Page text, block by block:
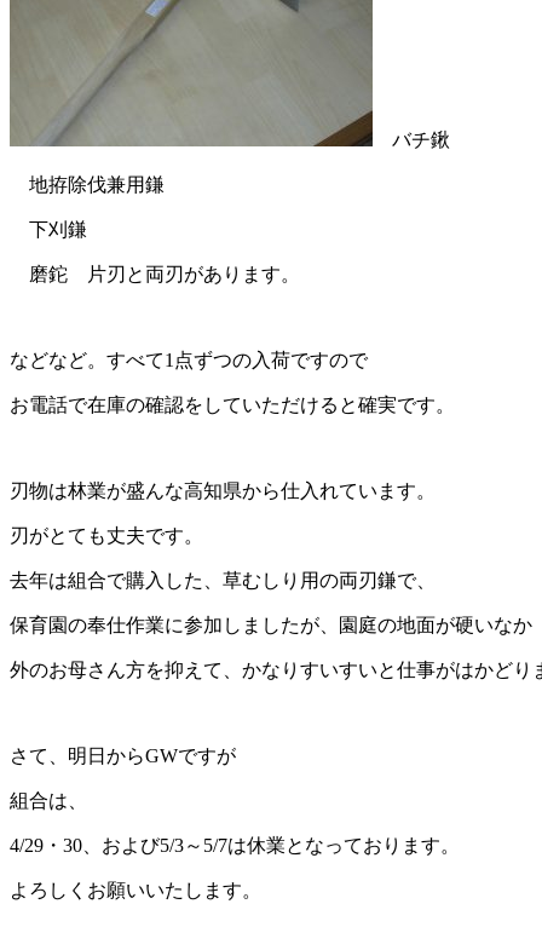
バチ鍬
地拵除伐兼用鎌
下刈鎌
磨鉈 片刃と両刃があります。
などなど。すべて1点ずつの入荷ですので
お電話で在庫の確認をしていただけると確実です。
刃物は林業が盛んな高知県から仕入れています。
刃がとても丈夫です。
去年は組合で購入した、草むしり用の両刃鎌で、
保育園の奉仕作業に参加しましたが、園庭の地面が硬いなか
外のお母さん方を抑えて、かなりすいすいと仕事がはかどり
さて、明日からGWですが
組合は、
4/29・30、および5/3～5/7は休業となっております。
よろしくお願いいたします。